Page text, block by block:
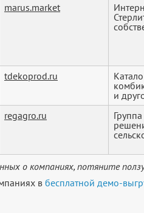
marus.market
tdekoprod.ru
и
regagro.ru
о компаниях, потяните
в бесплатной демо-